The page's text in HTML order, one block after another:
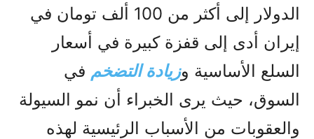
الدولار إلى أكثر من 100 ألف تومان في
إيران أدى إلى قفزة كبيرة في أسعار
السلع الأساسية وزيادة التضخم في
السوق، حيث يرى الخبراء أن نمو السيولة
والعقوبات من الأسباب الرئيسية لهذه